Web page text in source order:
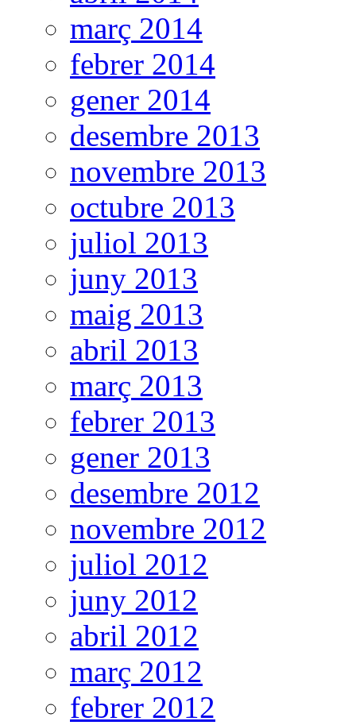
març 2014
febrer 2014
gener 2014
desembre 2013
novembre 2013
octubre 2013
juliol 2013
juny 2013
maig 2013
abril 2013
març 2013
febrer 2013
gener 2013
desembre 2012
novembre 2012
juliol 2012
juny 2012
abril 2012
març 2012
febrer 2012